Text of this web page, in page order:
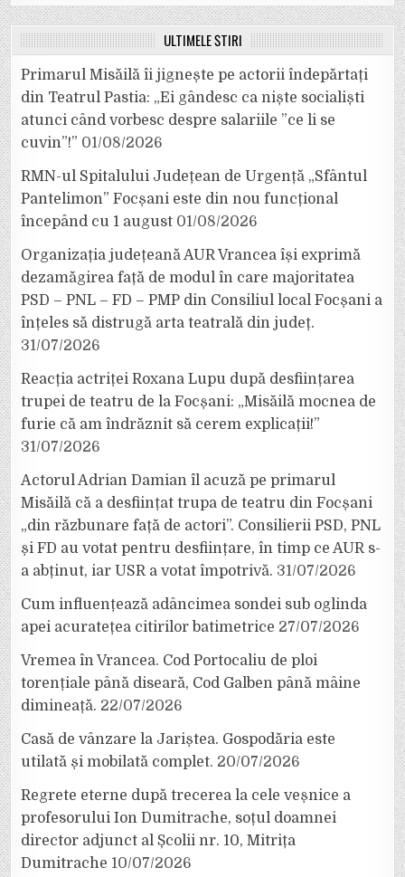
ULTIMELE ȘTIRI
Primarul Misăilă îi jignește pe actorii îndepărtați
din Teatrul Pastia: „Ei gândesc ca niște socialiști
atunci când vorbesc despre salariile ”ce li se
cuvin”!” 01/08/2026
RMN-ul Spitalului Județean de Urgență „Sfântul
Pantelimon” Focșani este din nou funcțional
începând cu 1 august 01/08/2026
Organizația județeană AUR Vrancea își exprimă
dezamăgirea față de modul în care majoritatea
PSD – PNL – FD – PMP din Consiliul local Focșani a
înțeles să distrugă arta teatrală din județ.
31/07/2026
Reacția actriței Roxana Lupu după desființarea
trupei de teatru de la Focșani: „Misăilă mocnea de
furie că am îndrăznit să cerem explicații!”
31/07/2026
Actorul Adrian Damian îl acuză pe primarul
Misăilă că a desființat trupa de teatru din Focșani
„din răzbunare față de actori”. Consilierii PSD, PNL
și FD au votat pentru desființare, în timp ce AUR s-
a abținut, iar USR a votat împotrivă. 31/07/2026
Cum influențează adâncimea sondei sub oglinda
apei acuratețea citirilor batimetrice 27/07/2026
Vremea în Vrancea. Cod Portocaliu de ploi
torențiale până diseară, Cod Galben până mâine
dimineață. 22/07/2026
Casă de vânzare la Jariștea. Gospodăria este
utilată și mobilată complet. 20/07/2026
Regrete eterne după trecerea la cele veșnice a
profesorului Ion Dumitrache, soțul doamnei
director adjunct al Școlii nr. 10, Mitrița
Dumitrache 10/07/2026